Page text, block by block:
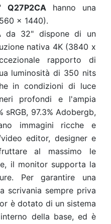
Q27P2CAhanno una
x 1440).
da 32" dispone di un
nativa 4K (3840 x
rapporto di
luminosità di 350 nits
in condizioni di luce
profondi e l'ampia
sRGB, 97.3% Adobergb,
immagini ricche e
editor, designer e
al massimo le
il monitor supporta la
Per garantire una
scrivania sempre priva
è dotato di un sistema
della base, ed è